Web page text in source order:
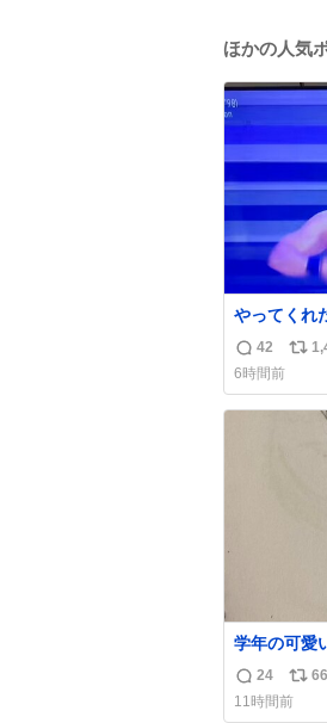
ほかの人気
やってくれ
🤣🤣 #Mス
返
信
数
42
リ
ス
6時間前
学年の可愛
返
信
24
リ
ポ
11時間前